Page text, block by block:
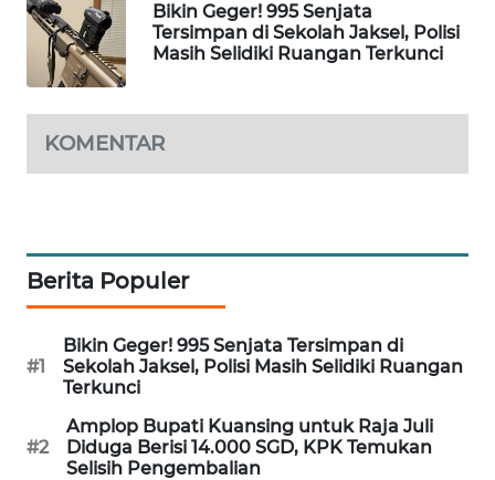
Bikin Geger! 995 Senjata
Tersimpan di Sekolah Jaksel, Polisi
Masih Selidiki Ruangan Terkunci
KOMENTAR
Berita Populer
#1
Bikin Geger! 995 Senjata Tersimpan di
Sekolah Jaksel, Polisi Masih Selidiki Ruangan
Terkunci
#2
Amplop Bupati Kuansing untuk Raja Juli
Diduga Berisi 14.000 SGD, KPK Temukan
Selisih Pengembalian
WAHANA
OTOMOTIF
WAHANA
HEALTH
LAPAK
KONSUMEN